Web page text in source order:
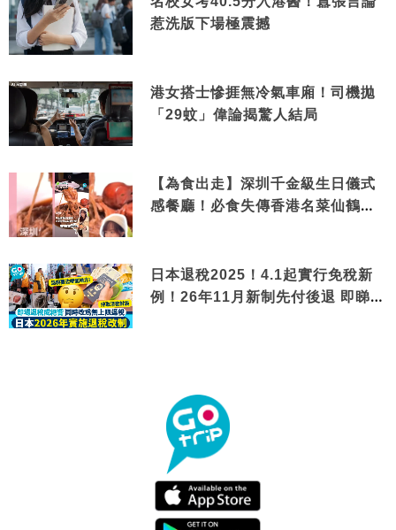
惹洗版下場極震撼
港女搭士慘捱無冷氣車廂！司機拋
「29蚊」偉論揭驚人結局
【為食出走】深圳千金級生日儀式
感餐廳！必食失傳香港名菜仙鶴神
日本退稅2025！4.1起實行免稅新
例！26年11月新制先付後退 即睇步